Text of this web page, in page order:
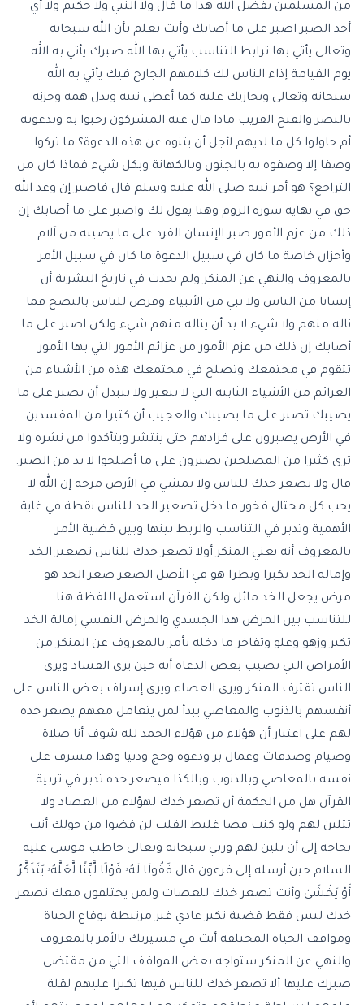
من المسلمين بفضل الله هذا ما قال ولا النبي ولا حكيم ولا أي
أحد الصبر اصبر على ما أصابك وأنت تعلم بأن الله سبحانه
وتعالى يأتي بها ترابط التناسب يأتي بها الله صبرك يأتي به الله
يوم القيامة إذاء الناس لك كلامهم الجارح فيك يأتي به الله
سبحانه وتعالى ويجازيك عليه كما أعطى نبيه وبدل همه وحزنه
بالنصر والفتح القريب ماذا قال عنه المشركون رحبوا به وبدعوته
أم حاولوا كل ما لديهم لأجل أن يثنوه عن هذه الدعوة؟ ما تركوا
وصفا إلا وصفوه به بالجنون وبالكهانة وبكل شيء فماذا كان من
التراجع؟ هو أمر نبيه صلى الله عليه وسلم قال فاصبر إن وعد الله
حق في نهاية سورة الروم وهنا يقول لك واصبر على ما أصابك إن
ذلك من عزم الأمور صبر الإنسان الفرد على ما يصيبه من آلام
وأحزان خاصة ما كان في سبيل الدعوة ما كان في سبيل الأمر
بالمعروف والنهي عن المنكر ولم يحدث في تاريخ البشرية أن
إنسانا من الناس ولا نبي من الأنبياء وقرض للناس بالنصح فما
ناله منهم ولا شيء لا بد أن يناله منهم شيء ولكن اصبر على ما
أصابك إن ذلك من عزم الأمور من عزائم الأمور التي بها الأمور
تتقوم في مجتمعك وتصلح في مجتمعك هذه من الأشياء من
العزائم من الأشياء الثابتة التي لا تتغير ولا تتبدل أن تصبر على ما
يصيبك تصبر على ما يصيبك والعجيب أن كثيرا من المفسدين
في الأرض يصبرون على فزادهم حتى ينتشر ويتأكدوا من نشره ولا
ترى كثيرا من المصلحين يصبرون على ما أصلحوا لا بد من الصبر.
قال ولا تصعر خدك للناس ولا تمشي في الأرض مرحة إن الله لا
يحب كل مختال فخور ما دخل تصعير الخد للناس نقطة في غاية
الأهمية وتدبر في التناسب والربط بينها وبين قضية الأمر
بالمعروف أنه يعني المنكر أولا تصعر خدك للناس تصعير الخد
وإمالة الخد تكبرا وبطرا هو في الأصل الصعر صعر الخد هو
مرض يجعل الخد مائل ولكن القرآن استعمل اللفظة هنا
للتناسب بين المرض هذا الجسدي والمرض النفسي إمالة الخد
تكبر وزهو وعلو وتفاخر ما دخله بأمر بالمعروف عن المنكر من
الأمراض التي تصيب بعض الدعاة أنه حين يرى الفساد ويرى
الناس تقترف المنكر ويرى العصاء ويرى إسراف بعض الناس على
أنفسهم بالذنوب والمعاصي يبدأ لمن يتعامل معهم يصعر خده
لهم على اعتبار أن هؤلاء من هؤلاء الحمد لله شوف أنا صلاة
وصيام وصدقات وعمال بر ودعوة وحج ودنيا وهذا مسرف على
نفسه بالمعاصي وبالذنوب وبالكذا فيصعر خده تدبر في تربية
القرآن هل من الحكمة أن تصعر خدك لهؤلاء من العصاد ولا
تتلين لهم ولو كنت فضا غليظ القلب لن فضوا من حولك أنت
بحاجة إلى أن تلين لهم وربي سبحانه وتعالى خاطب موسى عليه
السلام حين أرسله إلى فرعون قال فَقُولَا لَهُۥ قَوْلًا لَّيِّنًا لَّعَلَّهُۥ يَتَذَكَّرُ
أَوْ يَخْشَىٰ وأنت تصعر خدك للعصات ولمن يختلفون معك تصعر
خدك ليس فقط قضية تكبر عادي غير مرتبطة بوقاع الحياة
ومواقف الحياة المختلفة أنت في مسيرتك بالأمر بالمعروف
والنهي عن المنكر ستواجه بعض المواقف التي من مقتضى
صبرك عليها ألا تصعر خدك للناس فيها تكبرا عليهم لقلة